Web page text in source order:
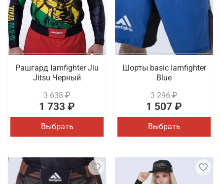
Рашгард Iamfighter Jiu
Jitsu Черный
3 638 ₽
1 733 ₽
Выбрать
Шорты basic Iamfighter
Blue
3 296 ₽
1 507 ₽
Выбрать